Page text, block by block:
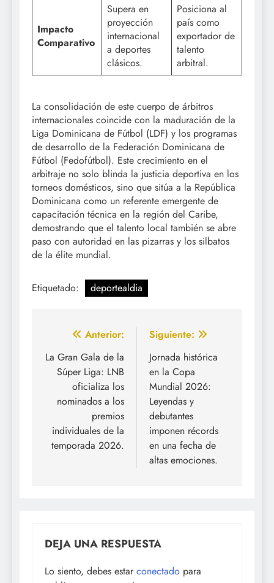
Impacto
Comparativo
Supera en
proyección
internacional
a deportes
clásicos.
Posiciona al
país como
exportador de
talento
arbitral.
La consolidación de este cuerpo de árbitros
internacionales coincide con la maduración de la
Liga Dominicana de Fútbol (LDF) y los programas
de desarrollo de la Federación Dominicana de
Fútbol (Fedofútbol). Este crecimiento en el
arbitraje no solo blinda la justicia deportiva en los
torneos domésticos, sino que sitúa a la República
Dominicana como un referente emergente de
capacitación técnica en la región del Caribe,
demostrando que el talento local también se abre
paso con autoridad en las pizarras y los silbatos
de la élite mundial.
Etiquetado: deportealdia
Navegación
de
entradas
Anterior:
La Gran Gala de la
Súper Liga: LNB
oficializa los
nominados a los
premios
individuales de la
temporada 2026.
Siguiente:
Jornada histórica
en la Copa
Mundial 2026:
Leyendas y
debutantes
imponen récords
en una fecha de
altas emociones.
DEJA UNA RESPUESTA
Lo siento, debes estar conectado para